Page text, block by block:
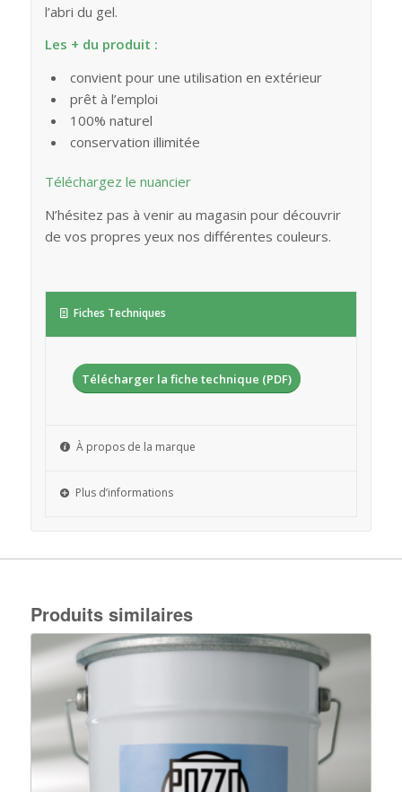
l’abri du gel.
Les + du produit :
convient pour une utilisation en extérieur
prêt à l’emploi
100% naturel
conservation illimitée
Téléchargez le nuancier
N’hésitez pas à venir au magasin pour découvrir
de vos propres yeux nos différentes couleurs.
Fiches Techniques
Télécharger la fiche technique (PDF)
À propos de la marque
Plus d’informations
Produits similaires